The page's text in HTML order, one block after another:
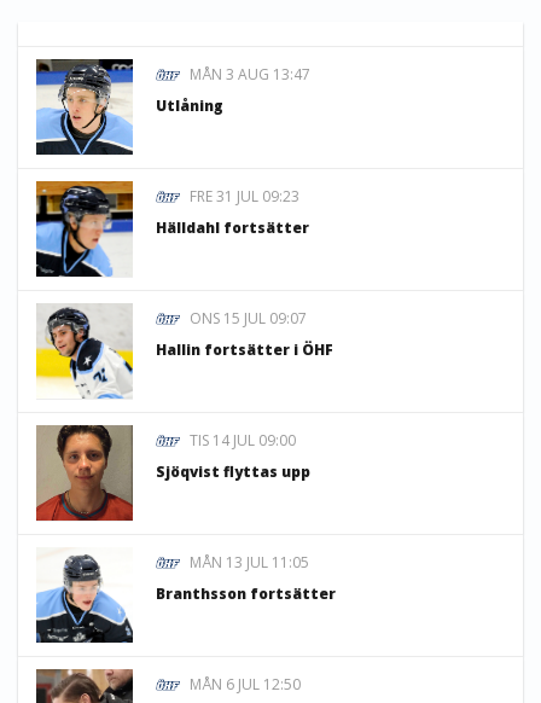
MÅN 3 AUG 13:47
Utlåning
FRE 31 JUL 09:23
Hälldahl fortsätter
ONS 15 JUL 09:07
Hallin fortsätter i ÖHF
TIS 14 JUL 09:00
Sjöqvist flyttas upp
MÅN 13 JUL 11:05
Branthsson fortsätter
MÅN 6 JUL 12:50